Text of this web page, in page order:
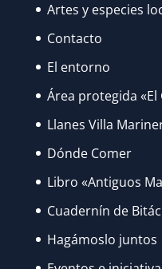
Artes y especies
Contacto
El entorno
Área protegida «El
Llanes Villa
Dónde Comer
Libro «Antiguos
Cuadernín de
Hagámoslo juntos